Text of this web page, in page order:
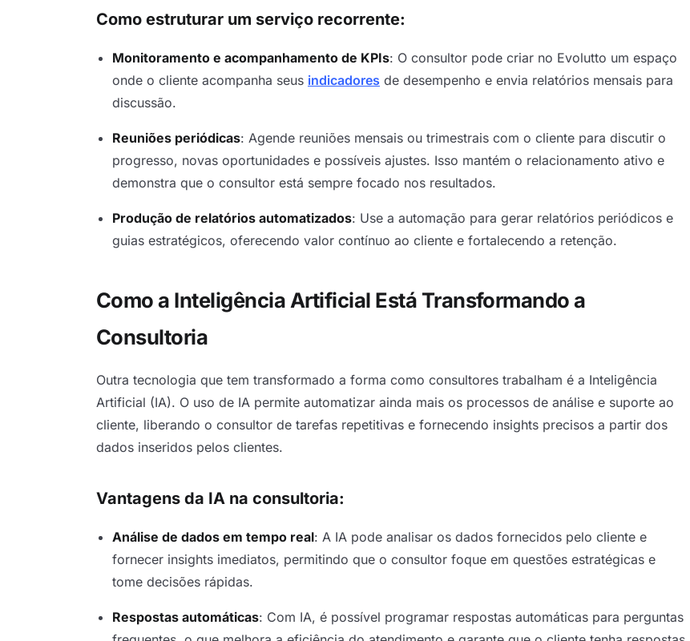
Como estruturar um serviço recorrente:
Monitoramento e acompanhamento de KPIs: O consultor pode criar no Evolutto um espaço
onde o cliente acompanha seus indicadores de desempenho e envia relatórios mensais para
discussão.
Reuniões periódicas: Agende reuniões mensais ou trimestrais com o cliente para discutir o
progresso, novas oportunidades e possíveis ajustes. Isso mantém o relacionamento ativo e
demonstra que o consultor está sempre focado nos resultados.
Produção de relatórios automatizados: Use a automação para gerar relatórios periódicos e
guias estratégicos, oferecendo valor contínuo ao cliente e fortalecendo a retenção.
Como a Inteligência Artificial Está Transformando a
Consultoria
Outra tecnologia que tem transformado a forma como consultores trabalham é a Inteligência
Artificial (IA). O uso de IA permite automatizar ainda mais os processos de análise e suporte ao
cliente, liberando o consultor de tarefas repetitivas e fornecendo insights precisos a partir dos
dados inseridos pelos clientes.
Vantagens da IA na consultoria:
Análise de dados em tempo real: A IA pode analisar os dados fornecidos pelo cliente e
fornecer insights imediatos, permitindo que o consultor foque em questões estratégicas e
tome decisões rápidas.
Respostas automáticas: Com IA, é possível programar respostas automáticas para perguntas